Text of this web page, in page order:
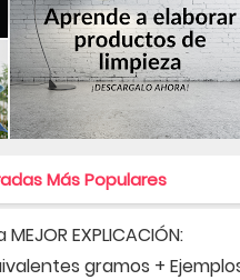
pH ▷ Problema de pH:
Más Populares
MEJOR EXPLICACIÓN:
gramos +